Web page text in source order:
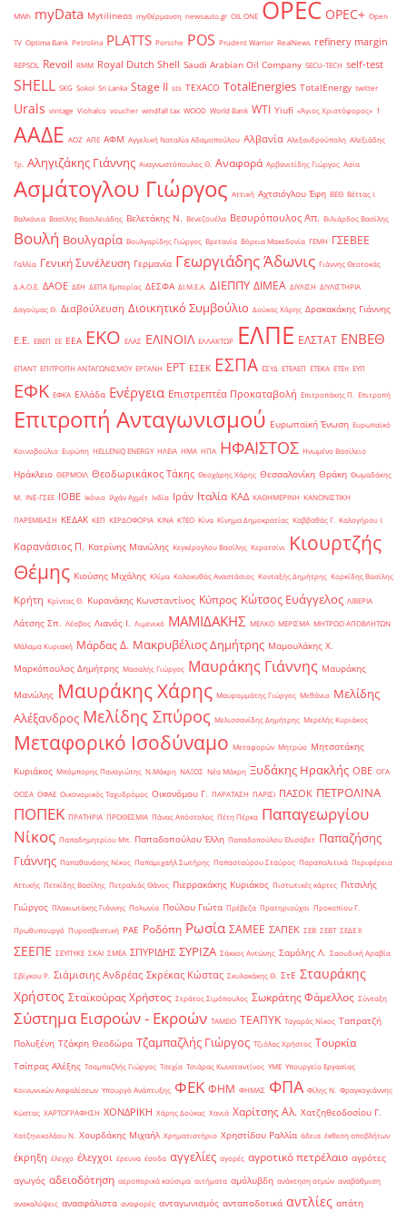
MWh myData Mytilineos myΘέρμανση newsauto.gr OIL ONE OPEC OPEC+ Open
TV Optima Bank Petrolina PLATTS Porsche POS Prudent Warrior RealNews refinery margin
REPSOL Revoil RMM Royal Dutch Shell Saudi Arabian Oil Company SECU-TECH self-test
SHELL SKG Sokol Sri Lanka Stage II sts TEXACO TotalEnergies TotalEnergy twitter
Urals vintage Viohalco voucher windfall tax WOOD World Bank WTI Yiufi «Άγιος Χριστόφορος» ΄1
ΑΑΔΕ ΑΟΖ ΑΠΕ ΑΦΜ Αγγελική Ναταλία Αδαμοπούλου Αλβανία Αλεξανδρούπολη Αλεξιάδης
Τρ. Αληγιζάκης Γιάννης Αναγνωστόπουλος Θ. Αναφορά Αρβανιτίδης Γιώργος Ασία
Ασμάτογλου Γιώργος Αττική Αχτσιόγλου Έφη ΒΕΘ Βέττας Ι.
Βαλκάνια Βασίλης Βασιλειάδης Βελετάκης Ν. Βενεζουέλα Βεσυρόπουλος Απ. Βιλιάρδος Βασίλης
Βουλή Βουλγαρία Βουλγαρίδης Γιώργος Βρετανία Βόρεια Μακεδονία ΓΕΜΗ ΓΣΕΒΕΕ
Γαλλία Γενική Συνέλευση Γερμανία Γεωργιάδης Άδωνις Γιάννης Θεοτοκάς
Δ.Α.Ο.Ε. ΔΑΟΕ ΔΕΗ ΔΕΠΑ Εμπορίας ΔΕΣΦΑ ΔΙ.Μ.Ε.Α. ΔΙΕΠΠΥ ΔΙΜΕΑ ΔΙΥΛΙΣΗ ΔΙΥΛΙΣΤΗΡΙΑ
Δαγούμας Θ. Διαβούλευση Διοικητικό Συμβούλιο Δούκας Χάρης Δρακακάκης Γιάννης
Ε.Ε. ΕΒΕΠ ΕΕ ΕΕΑ ΕΚΟ ΕΛΑΣ ΕΛΙΝΟΙΛ ΕΛΛΑΚΤΩΡ ΕΛΠΕ ΕΛΣΤΑΤ ΕΝΒΕΘ
ΕΠΑΝΤ ΕΠΙΤΡΟΠΗ ΑΝΤΑΓΩΝΙΣΜΟΥ ΕΡΓΑΝΗ ΕΡΤ ΕΣΕΚ ΕΣΠΑ ΕΣΥΔ ΕΤΕΑΕΠ ΕΤΕΚΑ ΕΤΕπ ΕΥΠ
ΕΦΚ ΕΦΚΑ Ελλάδα Ενέργεια Επιστρεπτέα Προκαταβολή Επιτροπάκης Π. Επιτροπή
Επιτροπή Ανταγωνισμού Ευρωπαϊκή Ένωση Ευρωπαϊκό
Κοινοβούλιο Ευρώπη ΗELLENiQ ENERGY ΗΛΕΙΑ ΗΜΑ ΗΠΑ ΗΦΑΙΣΤΟΣ Ηνωμένο Βασίλειο
Ηράκλειο ΘΕΡΜΟΙΛ Θεοδωρικάκος Τάκης Θεοχάρης Χάρης Θεσσαλονίκη Θράκη Θωμαδάκης
Μ. ΙΝΕ-ΓΣΕΕ ΙΟΒΕ Ικόνιο Ιλχάν Αχμέτ Ινδία Ιράν Ιταλία ΚΑΔ ΚΑΘΗΜΕΡΙΝΗ ΚΑΝΟΝΙΣΤΙΚΗ
ΠΑΡΕΜΒΑΣΗ ΚΕΔΑΚ ΚΕΠ ΚΕΡΔΟΦΟΡΙΑ ΚΙΝΑ ΚΤΕΟ Κίνα Κίνημα Δημοκρατίας Καββαθάς Γ. Καλογήρου Ι.
Καρανάσιος Π. Κατρίνης Μανώλης Κεγκέρογλου Βασίλης Κερατσίνι
Κιουρτζής
Θέμης Κιούσης Μιχάλης Κλίμα Κολοκυθάς Αναστάσιος Κονταξής Δημήτρης Κορκίδης Βασίλης
Κρήτη Κρίντας Θ. Κυρανάκης Κωνσταντίνος Κύπρος Κώτσος Ευάγγελος ΛΙΒΕΡΙΑ
Λάτσης Σπ. Λέσβος Λιανός Ι. Λιμενικό ΜΑΜΙΔΑΚΗΣ ΜΕΛΚΟ ΜΕΡΙΣΜΑ ΜΗΤΡΩΟ ΑΠΟΒΛΗΤΩΝ
Μάλαμα Κυριακή Μάρδας Δ. Μακρυβέλιος Δημήτρης Μαμουλάκης Χ.
Μαρκόπουλος Δημήτρης Μασαλής Γιώργος Μαυράκης Γιάννης Μαυράκης
Μανώλης Μαυράκης Χάρης Μαυρομμάτης Γιώργος Μεθάνιο Μελίδης
Αλέξανδρος Μελίδης Σπύρος Μελισσανίδης Δημήτρης Μερελής Κυριάκος
Μεταφορικό Ισοδύναμο Μεταφορών Μητρώο Μητσοτάκης
Κυριάκος Μπόμπορης Παναγιώτης Ν.Μάκρη ΝΑΞΟΣ Νέα Μάκρη Ξυδάκης Ηρακλής ΟΒΕ ΟΓΑ
ΟΟΣΑ ΟΦΑΕ Οικονομικός Ταχυδρόμος Οικονόμου Γ. ΠΑΡΑΤΑΣΗ ΠΑΡΙΣΙ ΠΑΣΟΚ ΠΕΤΡΟΛΙΝΑ
ΠΟΠΕΚ ΠΡΑΤΗΡΙΑ ΠΡΟΘΕΣΜΙΑ Πάνας Απόστολος Πέτη Πέρκα Παπαγεωργίου
Νίκος Παπαδημητρίου Μπ. Παπαδοπούλου Έλλη Παπαδοπούλου Ελισάβετ Παπαζήσης
Γιάννης Παπαθανάσης Νίκος Παπαμιχαήλ Σωτήρης Παπασταύρου Σταύρος Παραπολιτικά Περιφέρεια
Αττικής Πετκίδης Βασίλης Πετραλιάς Θάνος Πιερρακάκης Κυριάκος Πιστωτικές κάρτες Πιτσιλής
Γιώργος Πλακιωτάκης Γιάννης Πολωνία Πούλου Γιώτα Πρέβεζα Πρατηριούχοι Προκοπίου Γ.
Πρωθυπουργό Πυροσβεστική ΡΑΕ Ροδόπη Ρωσία ΣΑΜΕΕ ΣΑΠΕΚ ΣΕΒ ΣΕΒΤ ΣΕΔΕ ΙΙ
ΣΕΕΠΕ ΣΕΥΠΥΚΕ ΣΚΑΙ ΣΜΕΑ ΣΠΥΡΙΔΗΣ ΣΥΡΙΖΑ Σάκκος Αντώνης Σαμόλης Λ. Σαουδική Αραβία
Σβίγκου Ρ. Σιάμισιης Ανδρέας Σκρέκας Κώστας Σκυλακάκης Θ. ΣτΕ Σταυράκης
Χρήστος Σταϊκούρας Χρήστος Στράτος Σιμόπουλος Σωκράτης Φάμελλος Σύνταξη
Σύστημα Εισροών - Εκροών ΤΑΜΕΙΟ ΤΕΑΠΥΚ Ταγαράς Νίκος Ταπρατζή
Πολυξένη Τζάκρη Θεοδώρα Τζαμπαζλής Γιώργος Τζιόλας Χρήστος Τουρκία
Τσίπρας Αλέξης Τσαμπαζλής Γιώργος Τσεχία Τσιάρας Κωνσταντίνος ΥΜΕ Υπουργείο Εργασίας
Κοινωνικών Ασφαλίσεων Υπουργό Ανάπτυξης ΦΕΚ ΦΗΜ ΦΗΜΑΣ ΦΠΑ Φίλης Ν. Φραγκογιάννης
Κώστας ΧΑΡΤΟΓΡΑΦΗΣΗ ΧΟΝΔΡΙΚΗ Χάρης Δούκας Χανιά Χαρίτσης Αλ. Χατζηθεοδοσίου Γ.
Χατζηνικολάου Ν. Χουρδάκης Μιχαήλ Χρηματιστήριο Χρηστίδου Ραλλία άδεια έκθεση αποβλήτων
έκρηξη έλεγχο έλεγχοι έρευνα έσοδα αγγελίες αγορές αγροτικό πετρέλαιο αγρότες
αγωγός αδειοδότηση αεροπορικά καύσιμα αιτήματα αμόλυβδη ανάκτηση ατμών αναβάθμιση
ανακαλύψεις ανασφάλιστα αναφορές ανταγωνισμός ανταποδοτικά αντλίες απάτη